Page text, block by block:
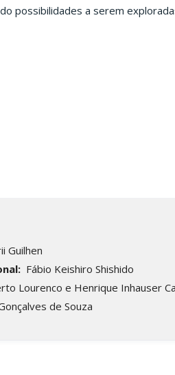
possibilidades a serem
Guilhen
Fábio Keishiro Shishido
Lourenco e Henrique Inhauser
de Souza